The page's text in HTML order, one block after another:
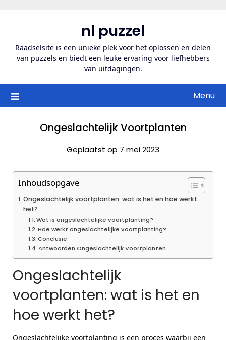
inhoud
nl puzzel
Raadselsite is een unieke plek voor het oplossen en delen
van puzzels en biedt een leuke ervaring voor liefhebbers
van uitdagingen.
Menu
Ongeslachtelijk Voortplanten
Geplaatst op 7 mei 2023
Inhoudsopgave
Ongeslachtelijk voortplanten: wat is het en hoe werkt
het?
Wat is ongeslachtelijke voortplanting?
Hoe werkt ongeslachtelijke voortplanting?
Conclusie
Antwoorden Ongeslachtelijk Voortplanten
Ongeslachtelijk
voortplanten: wat is het en
hoe werkt het?
Ongeslachtelijke voortplanting is een proces waarbij een